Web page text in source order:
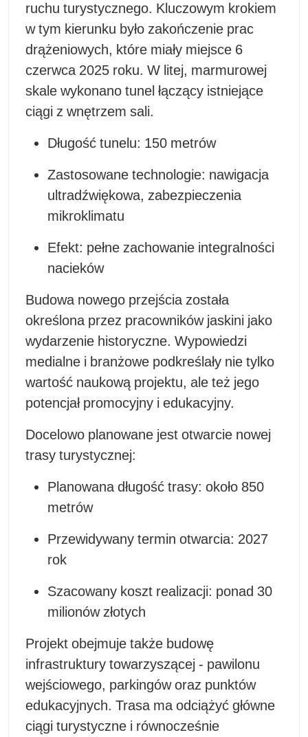
ruchu turystycznego. Kluczowym krokiem
w tym kierunku było zakończenie prac
drążeniowych, które miały miejsce 6
czerwca 2025 roku. W litej, marmurowej
skale wykonano tunel łączący istniejące
ciągi z wnętrzem sali.
Długość tunelu: 150 metrów
Zastosowane technologie: nawigacja
ultradźwiękowa, zabezpieczenia
mikroklimatu
Efekt: pełne zachowanie integralności
nacieków
Budowa nowego przejścia została
określona przez pracowników jaskini jako
wydarzenie historyczne. Wypowiedzi
medialne i branżowe podkreślały nie tylko
wartość naukową projektu, ale też jego
potencjał promocyjny i edukacyjny.
Docelowo planowane jest otwarcie nowej
trasy turystycznej:
Planowana długość trasy: około 850
metrów
Przewidywany termin otwarcia: 2027
rok
Szacowany koszt realizacji: ponad 30
milionów złotych
Projekt obejmuje także budowę
infrastruktury towarzyszącej - pawilonu
wejściowego, parkingów oraz punktów
edukacyjnych. Trasa ma odciążyć główne
ciągi turystyczne i równocześnie